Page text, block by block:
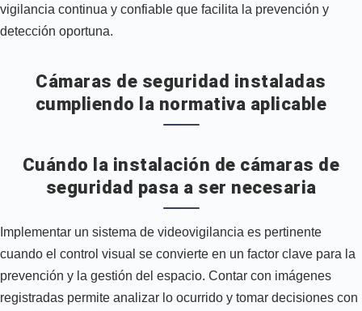
vigilancia continua y confiable que facilita la prevención y
detección oportuna.
Cámaras de seguridad instaladas
cumpliendo la normativa aplicable
Cuándo la instalación de cámaras de
seguridad pasa a ser necesaria
Implementar un sistema de videovigilancia es pertinente
cuando el control visual se convierte en un factor clave para la
prevención y la gestión del espacio. Contar con imágenes
registradas permite analizar lo ocurrido y tomar decisiones con